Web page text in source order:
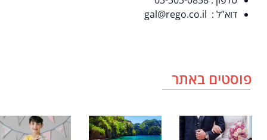
דוא”ל : gal@rego.co.il
פוסטים באתר